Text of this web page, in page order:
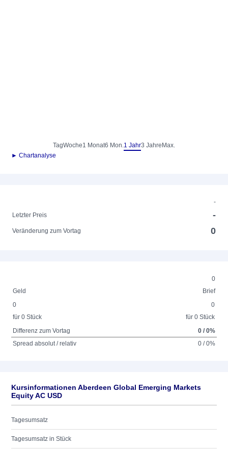
TagWoche1 Monat6 Mon.1 Jahr3 Jahre Max.
► Chartanalyse
-
Letzter Preis
-
Veränderung zum Vortag 0
0
Geld
Brief
0
für 0 Stück
0
für 0 Stück
Differenz zum Vortag
0 / 0%
Spread absolut / relativ
0 / 0%
Kursinformationen Aberdeen Global Emerging Markets
Equity AC USD
Tagesumsatz
Tagesumsatz in Stück